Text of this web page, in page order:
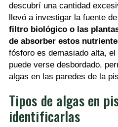
descubrí una cantidad
llevó a investigar la fuente
filtro biológico o las
de absorber estos
fósforo es demasiado alta,
puede verse desbordado,
algas en las paredes de la
Tipos de algas en
identificarlas